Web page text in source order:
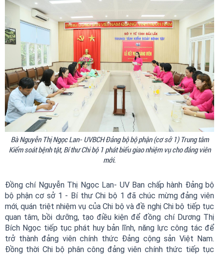
Bà Nguyễn Thị Ngọc Lan- UVBCH Đảng bộ bộ phận (cơ sở 1) Trung tâm
Kiểm soát bệnh tật, Bí thư Chi bộ 1 phát biểu giao nhiệm vụ cho đảng viên
mới.
Đồng chí Nguyễn Thị Ngọc Lan- UV Ban chấp hành Đảng bộ
bộ phận cơ sở 1 - Bí thư Chi bộ 1 đã chúc mừng đảng viên
mới, quán triệt nhiệm vụ của Chi bộ và đề nghị Chi bộ tiếp tục
quan tâm, bồi dưỡng, tạo điều kiện để đồng chí Dương Thị
Bích Ngọc tiếp tục phát huy bản lĩnh, năng lực công tác để
trở thành đảng viên chính thức Đảng cộng sản Việt Nam.
Đồng thời Chi bộ phân công đảng viên chính thức tiếp tục